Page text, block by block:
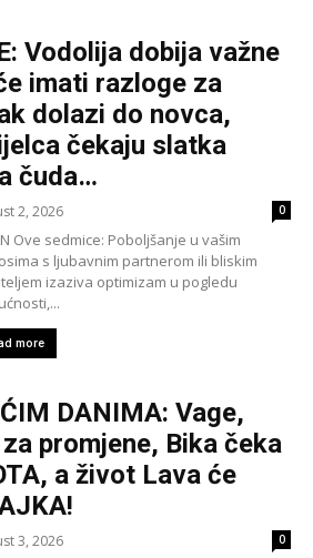
Vodolija dobija važne
imati razloge za
dolazi do novca,
čekaju slatka
čuda…
2, 2026 0
Ove sedmice: Poboljšanje u vašim
s ljubavnim partnerom ili bliskim
izaziva optimizam u pogledu
more
DANIMA: Vage,
promjene, Bika čeka
a život Lava će
3, 2026 0